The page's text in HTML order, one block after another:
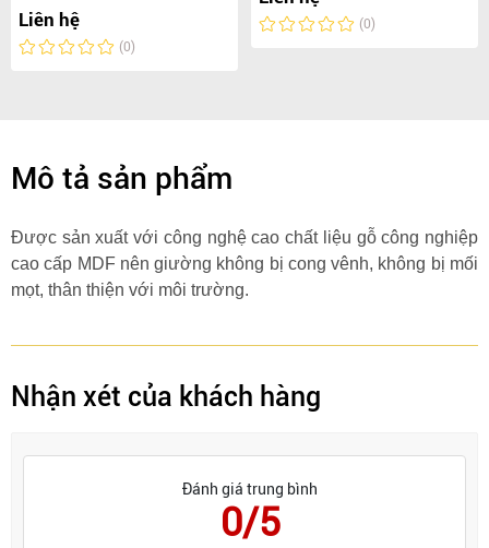
Liên hệ
(0)
(0)
Mô tả sản phẩm
Được sản xuất với công nghệ cao chất liệu gỗ công nghiệp
cao cấp MDF nên giường không bị cong vênh, không bị mối
mọt, thân thiện với môi trường.
Nhận xét của khách hàng
Đánh giá trung bình
0/5